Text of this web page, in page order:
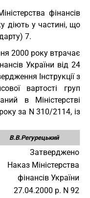
фінансів
діють у частині, що
7.
2000 року втрачає
України від 24
Інструкції з
вартості груп
в Міністерстві
за N 310/2114, із
В.В.Регурецький
Затверджено
Наказ Міністерства
фінансів України
27.04.2000 р. N 92